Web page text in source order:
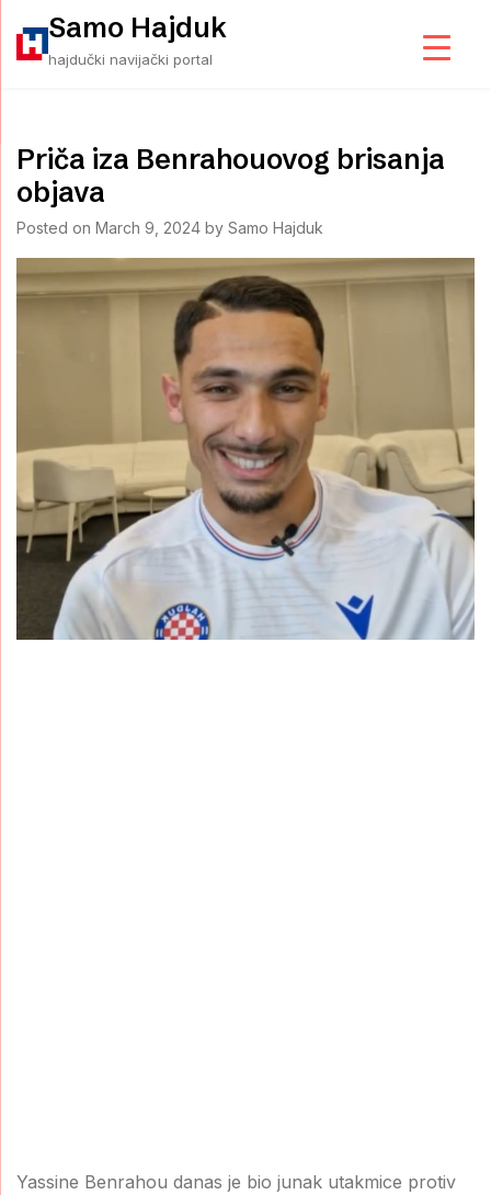
content
Samo Hajduk
hajdučki navijački portal
Priča iza Benrahouovog brisanja
objava
Posted on March 9, 2024 by Samo Hajduk
Yassine Benrahou danas je bio junak utakmice protiv